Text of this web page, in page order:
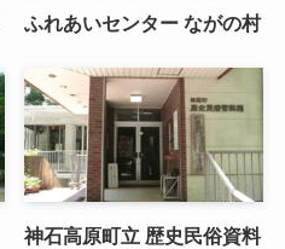
ふれあいセンター ながの村
神石高原町立 歴史民俗資料